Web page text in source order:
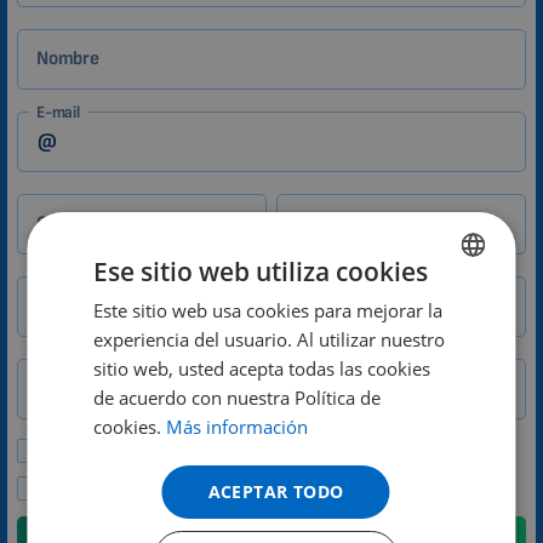
Nombre
E-mail
Ciudad
Teléfono
Acepto la política de privacidad.
ENGLISH
DUTCH
GERMAN
SPANISH
FRENCH
Ese sitio web utiliza cookies
Este sitio web usa cookies para mejorar la
experiencia del usuario. Al utilizar nuestro
sitio web, usted acepta todas las cookies
de acuerdo con nuestra Política de
cookies. Más información
ACEPTAR TODO